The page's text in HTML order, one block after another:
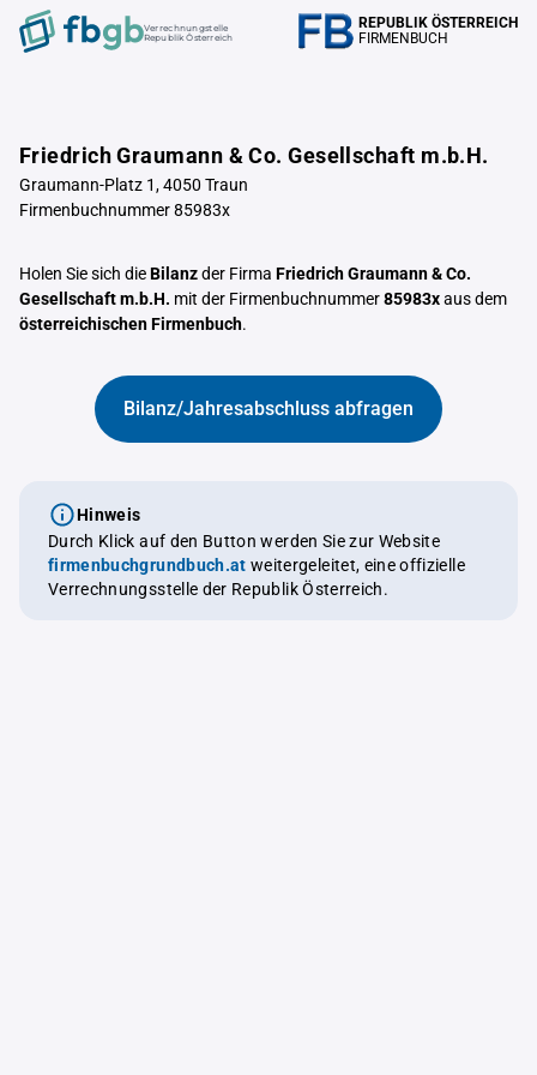
Verrechnungstelle
Republik Österreich
REPUBLIK ÖSTERREICH
FIRMENBUCH
Friedrich Graumann & Co. Gesellschaft m.b.H.
Graumann-Platz 1, 4050 Traun
Firmenbuchnummer 85983x
Holen Sie sich dieBilanzder Firma Friedrich Graumann & Co.
Gesellschaft m.b.H. mit der Firmenbuchnummer85983xaus dem
österreichischen Firmenbuch.
Bilanz/Jahresabschluss abfragen
Hinweis
Durch Klick auf den Button werden Sie zur Website
firmenbuchgrundbuch.at weitergeleitet, eine offizielle
Verrechnungsstelle der Republik Österreich.